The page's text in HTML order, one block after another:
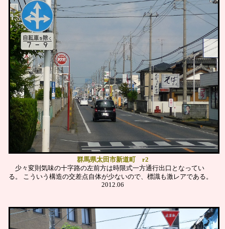
群馬県太田市新道町 r2
少々変則気味の十字路の左前方は時限式一方通行出口となってい
る。
こういう構造の交差点自体が少ないので、標識も激レアである。
2012.06